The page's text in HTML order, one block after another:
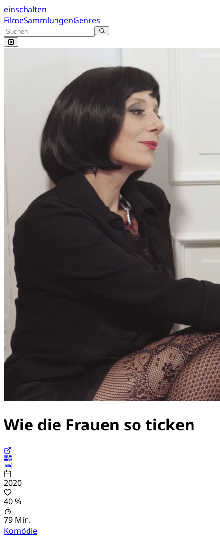
einschalten
FilmeSammlungenGenres
Wie die Frauen so ticken
2020
40 %
79 Min.
Komödie